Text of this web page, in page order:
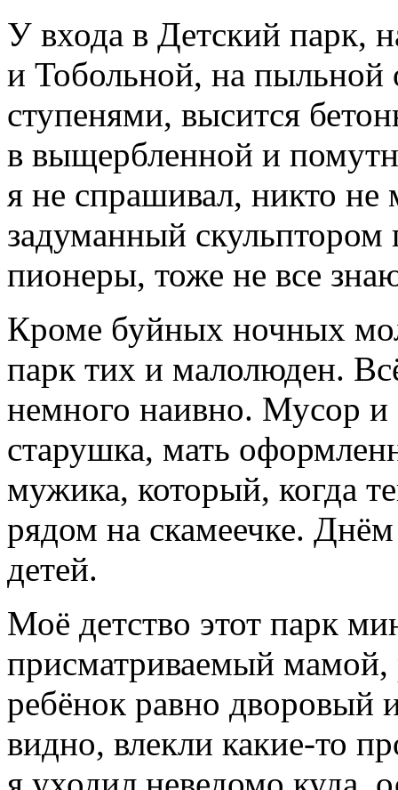
У входа в Детский парк,
и Тобольной, на пыльной
ступенями, высится
в выщербленной и
я не спрашивал, никто не
задуманный скульптором
пионеры, тоже не все
Кроме буйных ночных
парк тих и малолюден.
немного наивно. Мусор и
старушка, мать
мужика, который, когда
рядом на скамеечке.
детей.
Моё детство этот парк
присматриваемый
ребёнок равно
видно, влекли какие-то